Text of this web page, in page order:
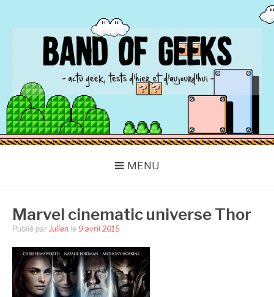
BAND OF GEEKS
Actu Geek d'hier et d'aujourd'hui
MENU
Marvel cinematic universe Thor
Publié par Julien le 9 avril 2015